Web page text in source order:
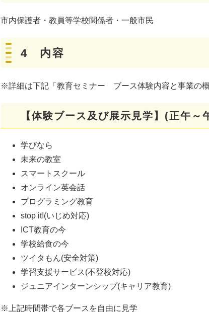
市内保護者・教員等学校関係者・一般市民
4 内容
※詳細は下記「教育セミナー ブース体験内容と事業の
【体験ブース及び展示見学】(正午～
学びなら
未来の教室
スマートスクール
オンライン英会話
プログラミング教育
stop it!(いじめ対応)
ICT教育の今
学校給食の今
ツイタもん(安全対策)
学習支援サービス(不登校対応)
ジュニアインターンシップ(キャリア教育)
※上記時間帯で各ブースを自由に見学